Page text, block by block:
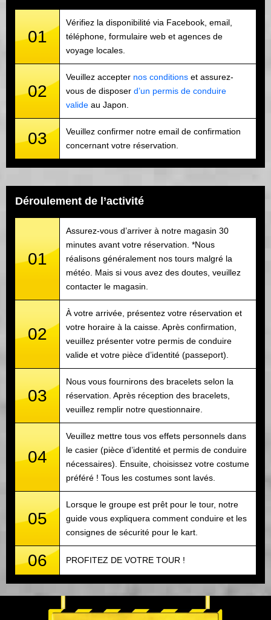
01
Vérifiez la disponibilité via Facebook, email,
téléphone, formulaire web et agences de
voyage locales.
02
Veuillez accepter nos conditions et assurez-
vous de disposer d’un permis de conduire
valide au Japon.
03
Veuillez confirmer notre email de confirmation
concernant votre réservation.
Déroulement de l’activité
01
Assurez-vous d’arriver à notre magasin 30
minutes avant votre réservation. *Nous
réalisons généralement nos tours malgré la
météo. Mais si vous avez des doutes, veuillez
contacter le magasin.
02
À votre arrivée, présentez votre réservation et
votre horaire à la caisse. Après confirmation,
veuillez présenter votre permis de conduire
valide et votre pièce d’identité (passeport).
03
Nous vous fournirons des bracelets selon la
réservation. Après réception des bracelets,
veuillez remplir notre questionnaire.
04
Veuillez mettre tous vos effets personnels dans
le casier (pièce d’identité et permis de conduire
nécessaires). Ensuite, choisissez votre costume
préféré ! Tous les costumes sont lavés.
05
Lorsque le groupe est prêt pour le tour, notre
guide vous expliquera comment conduire et les
consignes de sécurité pour le kart.
06 PROFITEZ DE VOTRE TOUR !